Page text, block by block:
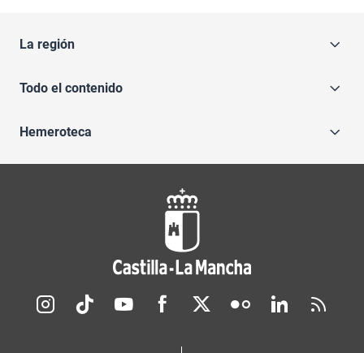
La región
Todo el contenido
Hemeroteca
Redes sociales JCCM